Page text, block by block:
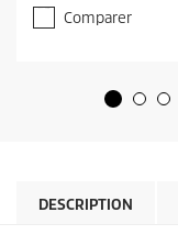
e
n
p
.
0
Comparer
DESCRIPTION